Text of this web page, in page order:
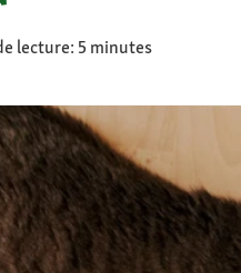
lecture: 5 minutes